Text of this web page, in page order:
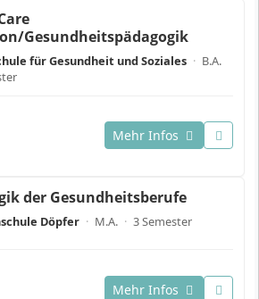
Gesundheitspädagogik
für Gesundheit und Soziales · B.A.
Mehr Infos
der Gesundheitsberufe
Döpfer · M.A. · 3 Semester
Mehr Infos